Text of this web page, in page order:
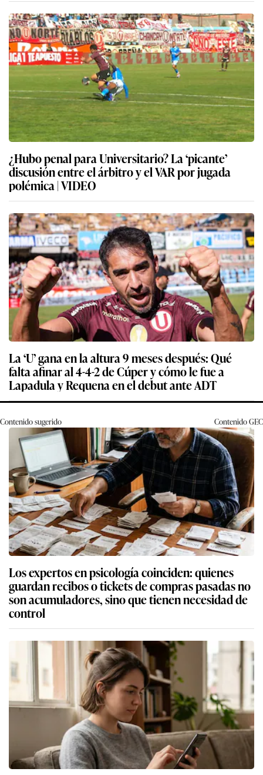
¿Hubo penal para Universitario? La ‘picante’
discusión entre el árbitro y el VAR por jugada
polémica | VIDEO
La ‘U’ gana en la altura 9 meses después: Qué
falta afinar al 4-4-2 de Cúper y cómo le fue a
Lapadula y Requena en el debut ante ADT
Contenido sugerido ContenidoGEC
Los expertos en psicología coinciden: quienes
guardan recibos o tickets de compras pasadas no
son acumuladores, sino que tienen necesidad de
control